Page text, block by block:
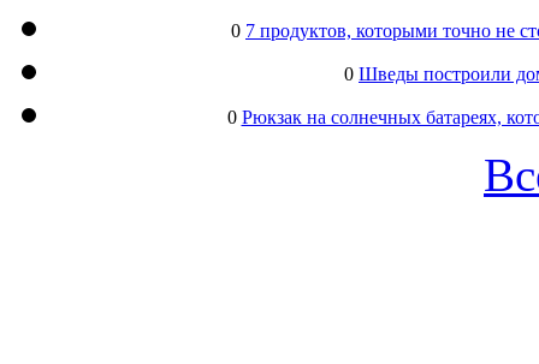
0 7 продуктов, которыми точно не
0 Шведы построили
0 Рюкзак на солнечных батареях,